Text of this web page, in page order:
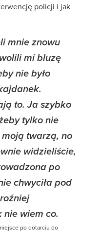
policji i jak
mnie znowu
mi bluzę
nie było
to. Ja szybko
tylko nie
twarzą, no
widzieliście,
po
chwyciła pod
nie wiem co.
po dotarciu do